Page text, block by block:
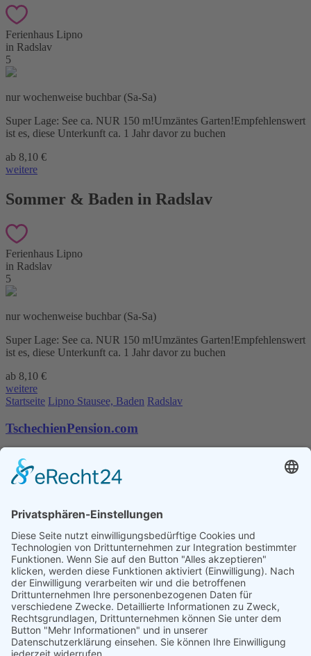
Ferienhaus Lipno
in Radslav
5
nur wochenweise buchbar (Sa-Sa)
Super Lage: See ca. NUR 150 m!Umzäntes Garten!Empfehlenswert
ist es, diese Unterkunft ca. 1 Jahr davor zu buchen
ab 8,10 €
weitere
Sommer & Baden in Radslav
Ferienhaus Lipno
in Radslav
5
nur wochenweise buchbar (Sa-Sa)
Super Lage: See ca. NUR 150 m!Umzäntes Garten!Empfehlenswert
ist es, diese Unterkunft ca. 1 Jahr davor zu buchen
ab 8,10 €
weitere
Startseite Lipno Stausee, Baden Radslav
TschechienPension.com
AGB
Datenschutz